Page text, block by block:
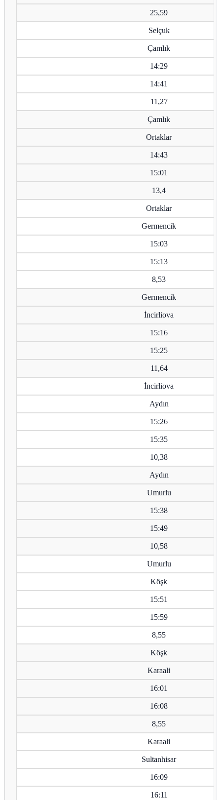
25,59
Selçuk
Çamlık
14:29
14:41
11,27
Çamlık
Ortaklar
14:43
15:01
13,4
Ortaklar
Germencik
15:03
15:13
8,53
Germencik
İncirliova
15:16
15:25
11,64
İncirliova
Aydın
15:26
15:35
10,38
Aydın
Umurlu
15:38
15:49
10,58
Umurlu
Köşk
15:51
15:59
8,55
Köşk
Karaali
16:01
16:08
8,55
Karaali
Sultanhisar
16:09
16:11